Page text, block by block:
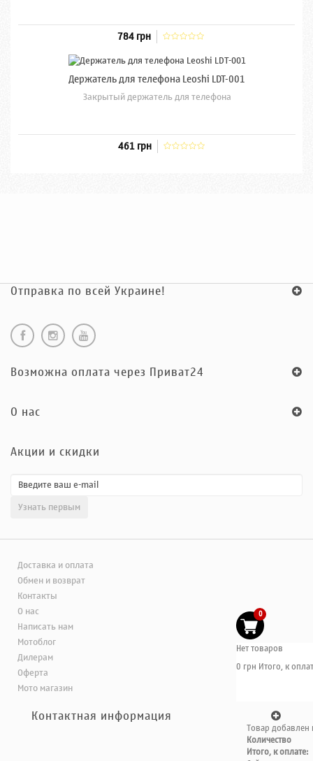
784 грн
Держатель для телефона Leoshi LDT-001
Закрытый держатель для телефона
461 грн
Отправка по всей Украине!
Возможна оплата через Приват24
O нас
Акции и скидки
Доставка и оплата
Обмен и возврат
Контакты
О нас
Написать нам
Мотоблог
Дилерам
Оферта
Мото магазин
Контактная информация
0
Нет товаров
0 грн Итого, к
Товар добавлен
Количество
Итого, к оплате: